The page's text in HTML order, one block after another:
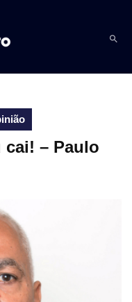
cai! – Paulo